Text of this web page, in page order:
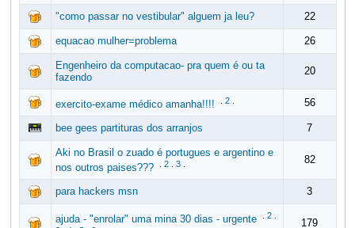
"como passar no vestibular" alguem ja leu? 22
equacao mulher=problema 26
Engenheiro da computacao- pra quem é ou ta
fazendo
20
exercito-exame médico amanha!!!! 2. 56
bee gees partituras dos arranjos 7
Aki no Brasil o zuado é portugues e argentino e
nos outros paises???
2. 3. 82
para hackers msn 3
ajuda - "enrolar" uma mina 30 dias - urgente 2.
179